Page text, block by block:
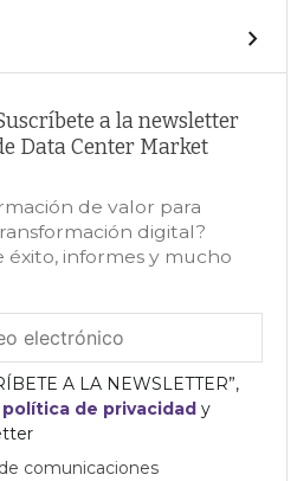
a la newsletter
Data Center Market
de valor para
digital?
éxito, informes y mucho
A LA NEWSLETTER”,
política de privacidad y
comunicaciones